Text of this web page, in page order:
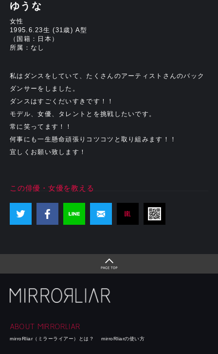
ゆうな
女性
1995.6.23生 (31歳) A型
（国籍：日本）
所属：なし
私はダンスをしていて、たくさんのアーティストさんのバック
ダンサーをしました。
ダンスはすごくだいすきです！！
モデル、女優、タレントとを挑戦したいです。
常に笑ってます！！
何事にも一生懸命頑張りコツコツと取り組みます！！
宜しくお願い致します！
この俳優・女優を教える
ABOUT MIRRORLIAR
mirroRliar（ミラーライアー）とは？ mirroRliarの使い方